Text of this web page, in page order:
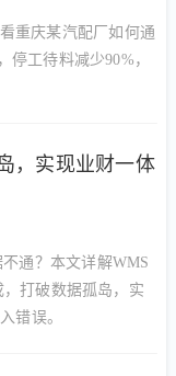
重庆某汽配厂如何通
工待料减少90%，
，实现业财一体
通？本文详解WMS
打破数据孤岛，实
错误。